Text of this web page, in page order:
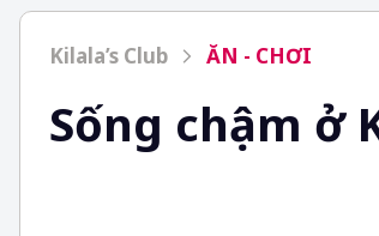
Kilala’s Club ĂN - CHƠI
Sống chậm ở